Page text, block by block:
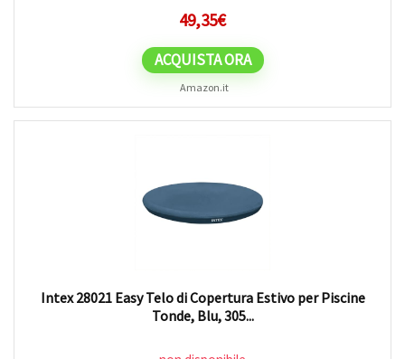
49,35€
ACQUISTA ORA
Amazon.it
Intex 28021 Easy Telo di Copertura Estivo per Piscine
Tonde, Blu, 305...